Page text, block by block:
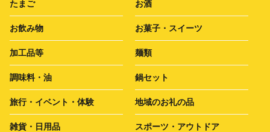
たまご お酒
お飲み物 お菓子・スイーツ
加工品等 麺類
調味料・油 鍋セット
旅行・イベント・体験 地域のお礼の品
雑貨・日用品 スポーツ・アウトドア